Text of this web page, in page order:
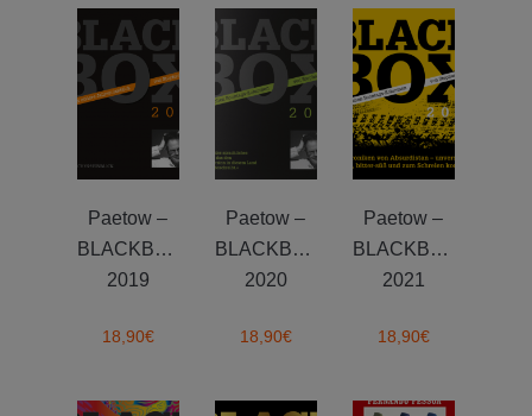
Paetow –
BLACKBOX
2019
18,90€
Paetow –
BLACKBOX
2020
18,90€
Paetow –
BLACKBOX
2021
18,90€